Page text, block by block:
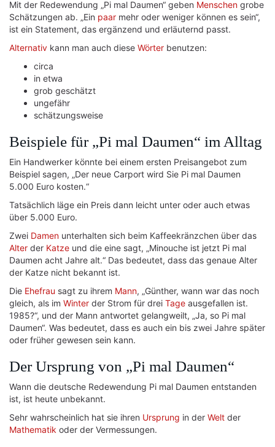
Mit der Redewendung „Pi mal Daumen“ geben Menschen grobe
Schätzungen ab. „Ein paar mehr oder weniger können es sein“,
ist ein Statement, das ergänzend und erläuternd passt.
Alternativ kann man auch diese Wörter benutzen:
circa
in etwa
grob geschätzt
ungefähr
schätzungsweise
Beispiele für „Pi mal Daumen“ im Alltag
Ein Handwerker könnte bei einem ersten Preisangebot zum
Beispiel sagen, „Der neue Carport wird Sie Pi mal Daumen
5.000 Euro kosten.“
Tatsächlich läge ein Preis dann leicht unter oder auch etwas
über 5.000 Euro.
Zwei Damen unterhalten sich beim Kaffeekränzchen über das
Alter der Katze und die eine sagt, „Minouche ist jetzt Pi mal
Daumen acht Jahre alt.“ Das bedeutet, dass das genaue Alter
der Katze nicht bekannt ist.
Die Ehefrau sagt zu ihrem Mann, „Günther, wann war das noch
gleich, als im Winter der Strom für drei Tage ausgefallen ist.
1985?“, und der Mann antwortet gelangweilt, „Ja, so Pi mal
Daumen“. Was bedeutet, dass es auch ein bis zwei Jahre später
oder früher gewesen sein kann.
Der Ursprung von „Pi mal Daumen“
Wann die deutsche Redewendung Pi mal Daumen entstanden
ist, ist heute unbekannt.
Sehr wahrscheinlich hat sie ihren Ursprung in der Welt der
Mathematik oder der Vermessungen.